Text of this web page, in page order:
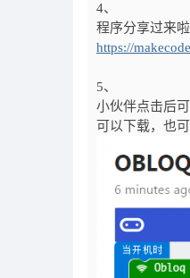
4、
程序分享过来啦
https://
5、
小伙伴点击后
可以下载，也